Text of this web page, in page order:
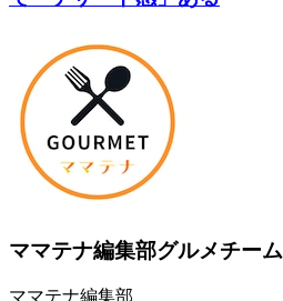
ママテナ編集部グルメチーム
ママテナ編集部